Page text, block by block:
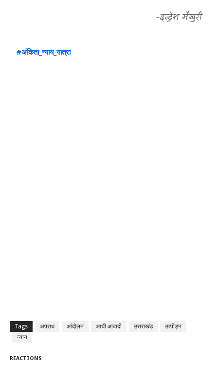
-इन्द्रेश मैखुरी
#अंकिता_न्याय_यात्रा
Tags अपराध आंदोलन आधी आबादी उत्तराखंड
उत्पीड़न
न्याय
REACTIONS